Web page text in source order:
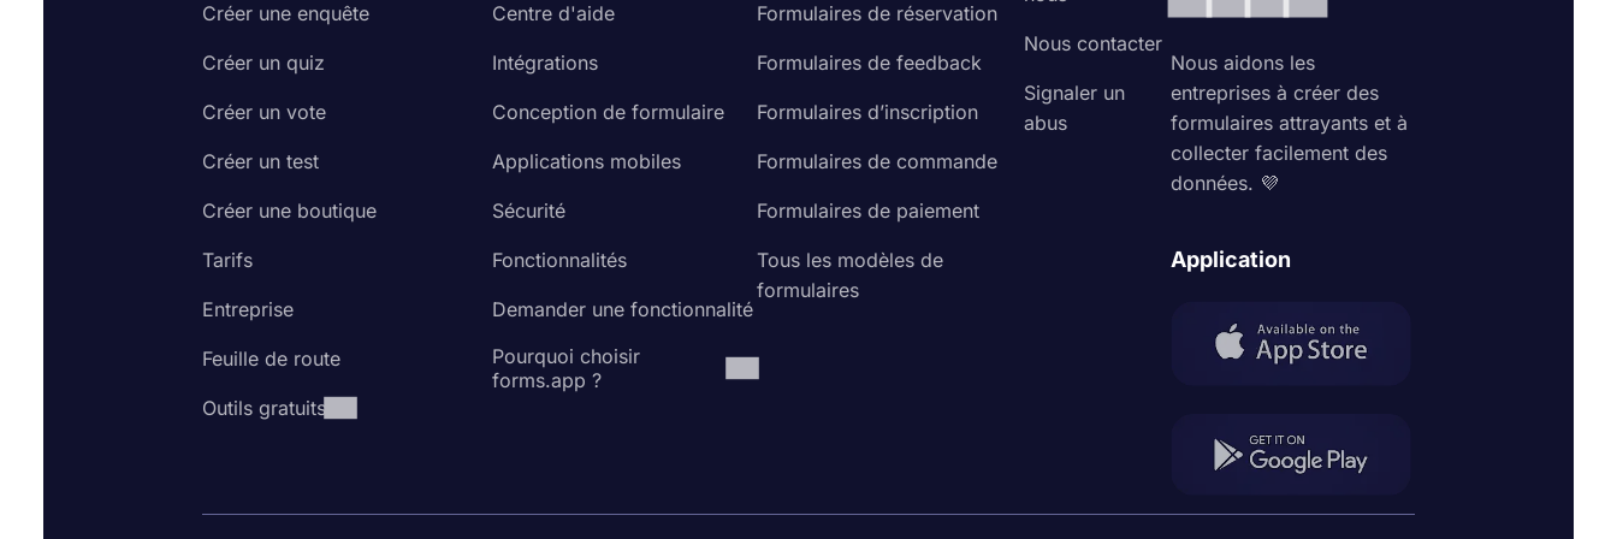
Créer une enquête
Créer un quiz
Créer un vote
Créer un test
Créer une boutique
Tarifs
Entreprise
Feuille de route
Outils gratuits
Centre d'aide
Intégrations
Conception de formulaire
Applications mobiles
Sécurité
Fonctionnalités
Demander une fonctionnalité
Pourquoi choisir
forms.app ?
Formulaires de réservation
Formulaires de feedback
Formulaires d’inscription
Formulaires de commande
Formulaires de paiement
Tous les modèles de
formulaires
Nous contacter
Signaler un
abus
Nous aidons les
entreprises à créer des
formulaires attrayants et à
collecter facilement des
données. 💜
Application